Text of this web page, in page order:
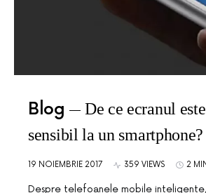
Blog
De ce ecranul
sensibil la un smartphone?
19 NOIEMBRIE 2017 359 VIEWS 2
Despre telefoanele mobile